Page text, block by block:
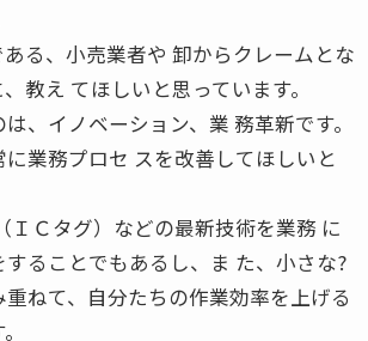
る、小売業者や 卸からクレームとな
教え てほしいと思っています。
、イノベーション、業 務革新です。
業務プロセ スを改善してほしいと
ＩＣタグ）などの最新技術を業務 に
ることでもあるし、ま た、小さな?
ねて、自分たちの作業効率を上げる